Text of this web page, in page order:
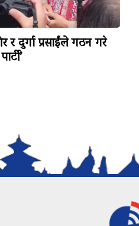
दुर्गा प्रसाईंले गठन गरे